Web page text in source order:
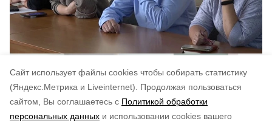
Cайт использует файлы cookies чтобы собирать статистику
(Яндекс.Метрика и Liveinternet).
Продолжая пользоваться
сайтом, Вы соглашаетесь с Политикой обработки
персональных данных и использовании cookies вашего